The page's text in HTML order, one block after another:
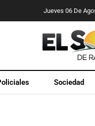
Jueves 06 De
Sociedad